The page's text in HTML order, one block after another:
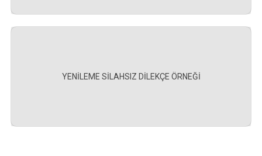
YENİLEME SİLAHSIZ DİLEKÇE ÖRNEĞİ